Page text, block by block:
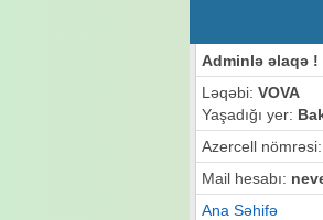
Adminlə əlaqə !
Ləqəbi: VOVA
Yaşadığı yer:
Azercell nömrəsi:
Mail hesabı:
Ana Səhifə